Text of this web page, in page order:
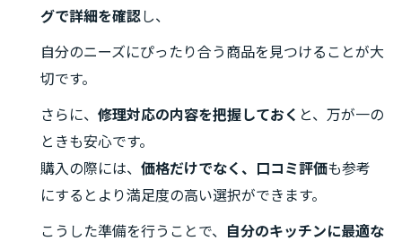
グで詳細を確認し、
自分のニーズにぴったり合う商品を見つけることが大
切です。
さらに、 修理対応の内容を把握しておく と、万が一の
ときも安心です。
購入の際には、 価格だけでなく、口コミ評価も参考
にするとより満足度の高い選択ができます。
こうした準備を行うことで、
自分のキッチンに最適な